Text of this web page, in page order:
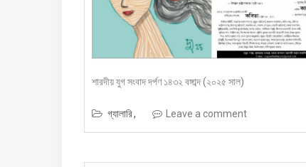
শারদীয় যুগ সংবাদ দর্পণ ১৪৩২ বঙ্গাব্দ (২০২৫ সাল)
গ্যালারি Leave a comment